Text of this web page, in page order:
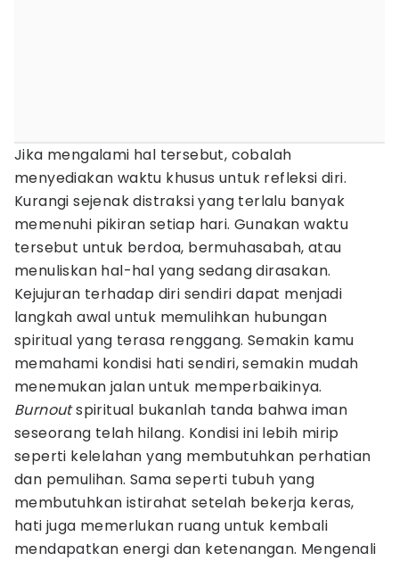
Jika mengalami hal tersebut, cobalah
menyediakan waktu khusus untuk refleksi diri.
Kurangi sejenak distraksi yang terlalu banyak
memenuhi pikiran setiap hari. Gunakan waktu
tersebut untuk berdoa, bermuhasabah, atau
menuliskan hal-hal yang sedang dirasakan.
Kejujuran terhadap diri sendiri dapat menjadi
langkah awal untuk memulihkan hubungan
spiritual yang terasa renggang. Semakin kamu
memahami kondisi hati sendiri, semakin mudah
menemukan jalan untuk memperbaikinya.
Burnoutspiritual bukanlah tanda bahwa iman
seseorang telah hilang. Kondisi ini lebih mirip
seperti kelelahan yang membutuhkan perhatian
dan pemulihan. Sama seperti tubuh yang
membutuhkan istirahat setelah bekerja keras,
hati juga memerlukan ruang untuk kembali
mendapatkan energi dan ketenangan. Mengenali